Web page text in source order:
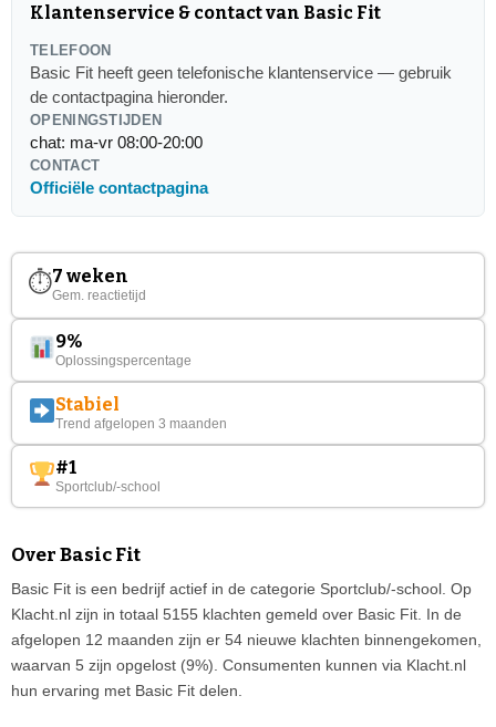
Klantenservice & contact van Basic Fit
TELEFOON
Basic Fit heeft geen telefonische klantenservice — gebruik
de contactpagina hieronder.
OPENINGSTIJDEN
chat: ma-vr 08:00-20:00
CONTACT
Officiële contactpagina
⏱7 weken
Gem. reactietijd
9%
Oplossingspercentage
Stabiel
Trend afgelopen 3 maanden
#1
Sportclub/-school
Over Basic Fit
Basic Fit is een bedrijf actief in de categorie Sportclub/-school. Op
Klacht.nl zijn in totaal 5155 klachten gemeld over Basic Fit. In de
afgelopen 12 maanden zijn er 54 nieuwe klachten binnengekomen,
waarvan 5 zijn opgelost (9%). Consumenten kunnen via Klacht.nl
hun ervaring met Basic Fit delen.